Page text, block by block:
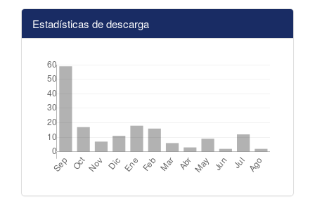
Estadísticas de descarga